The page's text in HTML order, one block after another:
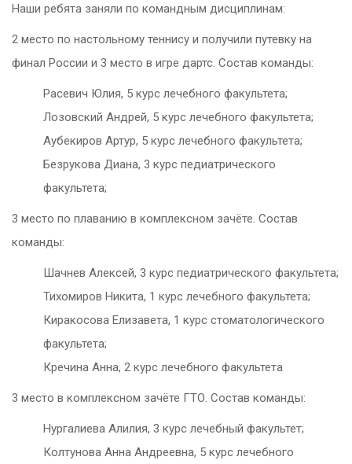
Наши ребята заняли по командным дисциплинам:
2 место по настольному теннису и получили путевку на
финал России и 3 место в игре дартс. Состав команды:
Расевич Юлия, 5 курс лечебного факультета;
Лозовский Андрей, 5 курс лечебного факультета;
Аубекиров Артур, 5 курс лечебного факультета;
Безрукова Диана, 3 курс педиатрического
факультета;
3 место по плаванию в комплексном зачёте. Состав
команды:
Шачнев Алексей, 3 курс педиатрического факультета;
Тихомиров Никита, 1 курс лечебного факультета;
Киракосова Елизавета, 1 курс стоматологического
факультета;
Кречина Анна, 2 курс лечебного факультета
3 место в комплексном зачёте ГТО. Состав команды:
Нургалиева Алилия, 3 курс лечебный факультет;
Колтунова Анна Андреевна, 5 курс лечебного